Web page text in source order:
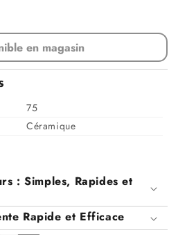
en magasin
75
Céramique
: Simples, Rapides et
Rapide et Efficace